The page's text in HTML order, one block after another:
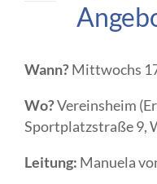
Wann?Mittwochs
Wo?Vereinsheim
Sportplatzstraße 9,
Leitung: Manuela